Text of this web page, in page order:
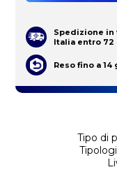
Tipo di
Spedizione in
Italia entro 72
Reso fino a 14